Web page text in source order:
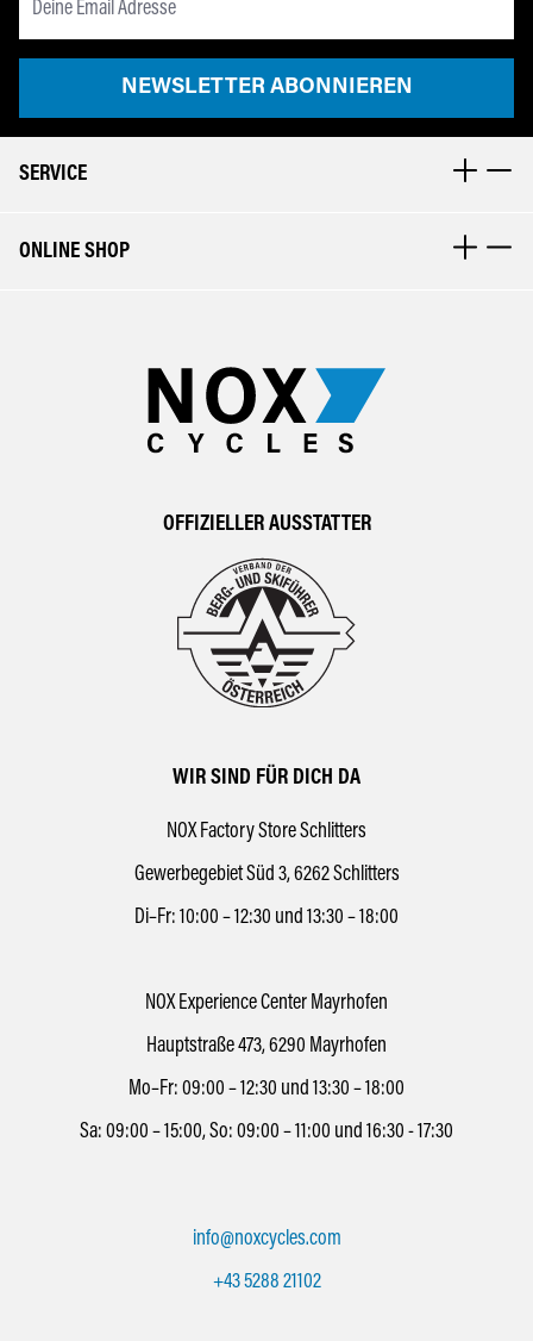
NEWSLETTER ABONNIEREN
SERVICE
ONLINE SHOP
WIR SIND FÜR DICH DA
NOX Factory Store Schlitters
Gewerbegebiet Süd 3, 6262 Schlitters
Di–Fr: 10:00 – 12:30 und 13:30 – 18:00
NOX Experience Center Mayrhofen
Hauptstraße 473, 6290 Mayrhofen
Mo–Fr: 09:00 – 12:30 und 13:30 – 18:00
Sa: 09:00 – 15:00, So: 09:00 – 11:00 und 16:30 - 17:30
info@noxcycles.com
+43 5288 21102
OFFIZIELLER AUSSTATTER